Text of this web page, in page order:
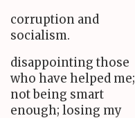
corruption and
socialism.
disappointing those
who have helped me;
not being smart
enough; losing my